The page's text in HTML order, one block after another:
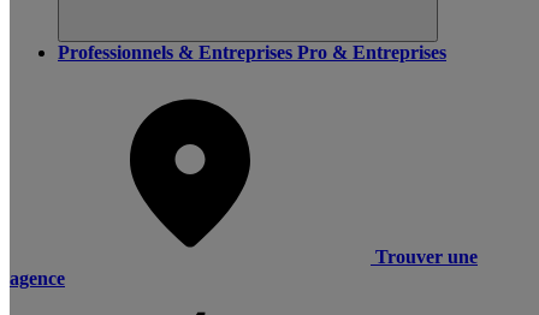
Professionnels & Entreprises Pro & Entreprises
Trouver une
agence